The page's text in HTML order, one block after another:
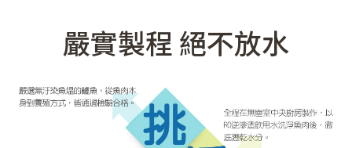
嚴實製程 絕不放水